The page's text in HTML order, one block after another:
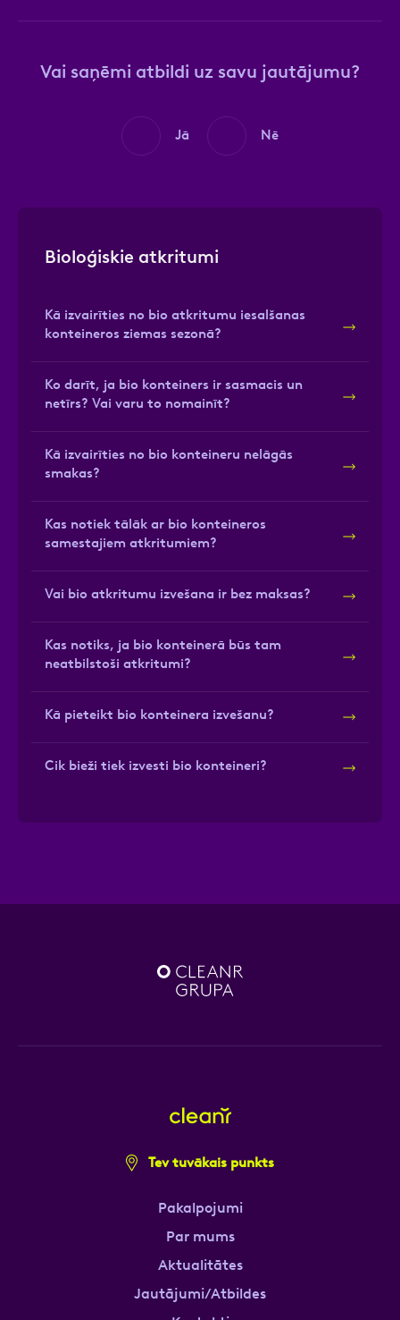
Bioloģiskie atkritumi
Kā izvairīties no bio atkritumu iesalšanas
konteineros ziemas sezonā?
Ko darīt, ja bio konteiners ir sasmacis un
netīrs? Vai varu to nomainīt?
Kā izvairīties no bio konteineru nelāgās
smakas?
Kas notiek tālāk ar bio konteineros
samestajiem atkritumiem?
Vai bio atkritumu izvešana ir bez maksas?
Kas notiks, ja bio konteinerā būs tam
neatbilstoši atkritumi?
Kā pieteikt bio konteinera izvešanu?
Cik bieži tiek izvesti bio konteineri?
Vai saņēmi atbildi uz savu jautājumu?
Jā Nē
Tev tuvākais punkts
Pakalpojumi
Par mums
Aktualitātes
Jautājumi/Atbildes